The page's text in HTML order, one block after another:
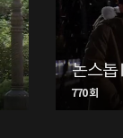
논스톱
770 회